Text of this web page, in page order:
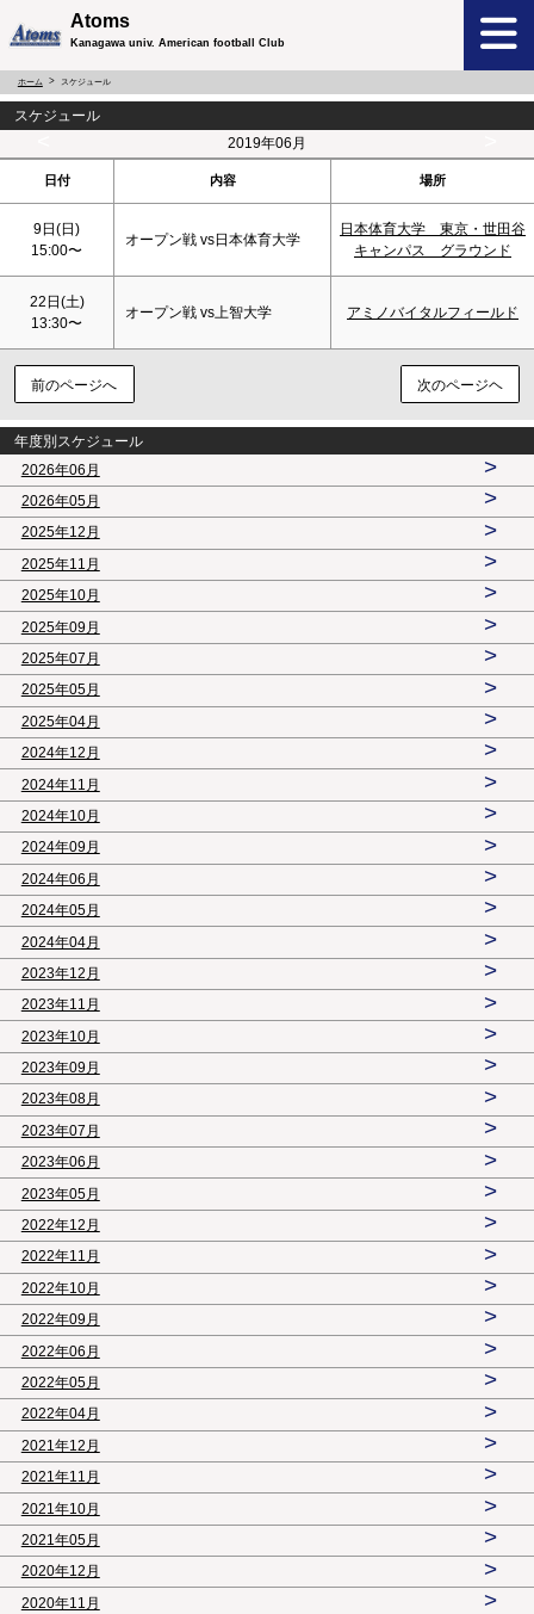
Atoms
Kanagawa univ. American football Club
ホーム スケジュール
スケジュール
2019年06月
日付 内容 場所
9日(日)
15:00〜
オープン戦 vs日本体育大学
日本体育大学 東京・世田谷
キャンパス グラウンド
22日(土)
13:30〜
オープン戦 vs上智大学 アミノバイタルフィールド
前のページへ 次のページヘ
年度別スケジュール
2026年06月
>
2026年05月 >
2025年12月 >
2025年11月 >
2025年10月 >
2025年09月 >
2025年07月 >
2025年05月 >
2025年04月 >
2024年12月 >
2024年11月 >
2024年10月 >
2024年09月 >
2024年06月 >
2024年05月 >
2024年04月 >
2023年12月 >
2023年11月 >
2023年10月 >
2023年09月 >
2023年08月 >
2023年07月 >
2023年06月 >
2023年05月 >
2022年12月 >
2022年11月 >
2022年10月 >
2022年09月 >
2022年06月 >
2022年05月 >
2022年04月 >
2021年12月 >
2021年11月 >
2021年10月 >
2021年05月 >
2020年12月 >
2020年11月 >